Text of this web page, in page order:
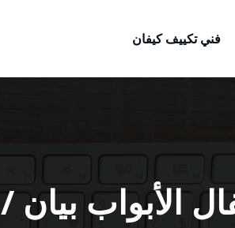
فني تكييف كيفان
بيان / 55566392 / فتح أبواب فتح قفل باب